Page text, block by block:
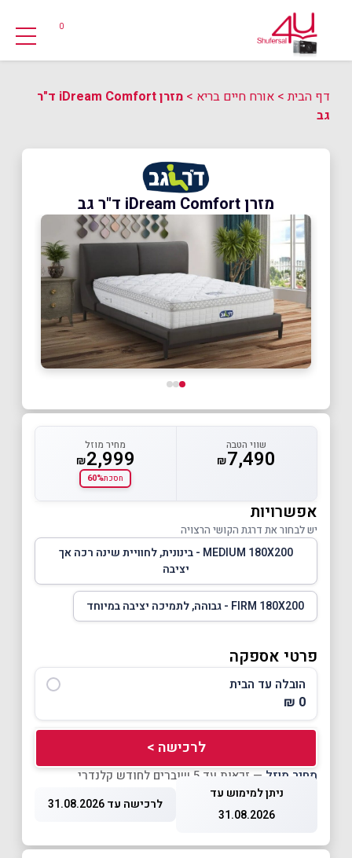
0
דף הבית> אורח חיים בריא >
מזרן iDream Comfort ד"ר
גב
מזרן iDream Comfort ד"ר גב
שווי הטבה
₪7,490
מחיר מוזל
₪2,999
חסכת60%
אפשרויות
יש לבחור את דרגת הקושי הרצויה
MEDIUM 180X200 - בינונית, לחוויית שינה רכה אך
יציבה
FIRM 180X200 - גבוהה, לתמיכה יציבה במיוחד
פרטי אספקה
הובלה עד הבית
0 ₪
לרכישה >
מחיר מוזל — זכאות עד 5 שוברים לחודש קלנדרי
ניתן למימוש עד
31.08.2026
לרכישה עד 31.08.2026